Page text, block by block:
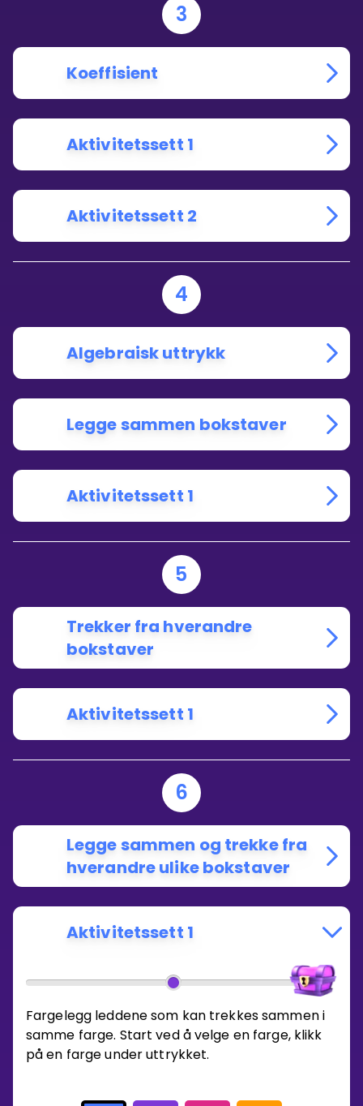
3
Koeffisient
Aktivitetssett 1
Aktivitetssett 2
4
Algebraisk uttrykk
Legge sammen bokstaver
Aktivitetssett 1
5
Trekker fra hverandre
bokstaver
Aktivitetssett 1
6
Legge sammen og trekke fra
hverandre ulike bokstaver
Aktivitetssett 1
Fargelegg leddene som kan trekkes sammen i
samme farge. Start ved å velge en farge, klikk
på en farge under uttrykket.